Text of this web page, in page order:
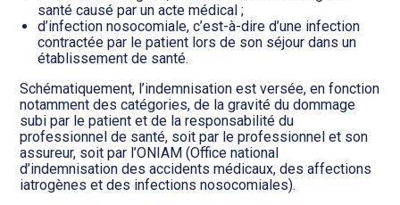
santé causé par un acte médical ;
d’infection nosocomiale, c’est-à-dire d’une infection
contractée par le patient lors de son séjour dans un
établissement de santé.
Schématiquement, l’indemnisation est versée, en fonction
notamment des catégories, de la gravité du dommage
subi par le patient et de la responsabilité du
professionnel de santé, soit par le professionnel et son
assureur, soit par l’ONIAM (Office national
d’indemnisation des accidents médicaux, des affections
iatrogènes et des infections nosocomiales).